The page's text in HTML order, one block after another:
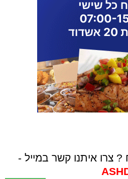
? צרו איתנו קשר במייל -